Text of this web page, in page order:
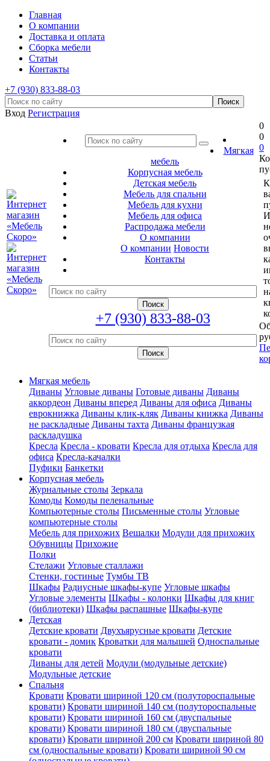
Главная
О компании
Доставка и оплата
Сборка мебели
Статьи
Контакты
+7 (930) 833-88-03
Вход Регистрация
Мягкая
мебель
Корпусная мебель
Детская мебель
Мебель для спальни
Мебель для кухни
Мебель для офиса
Распродажа мебели
О компании
О компании Новости
Контакты
+7 (930) 833-88-03
0
0
0
Мягкая мебель
Диваны Угловые диваны Готовые диваны Диваны
аккордеон Диваны вперед Диваны для офиса Диваны
еврокнижка Диваны клик-кляк Диваны книжка Диваны
не раскладные Диваны тахта Диваны французкая
раскладушка
Кресла Кресла - кровати Кресла для отдыха Кресла для
офиса Кресла-качалки
Пуфики Банкетки
Корпусная мебель
Журнальные столы Зеркала
Комоды Комоды пеленальные
Компьютерные столы Письменные столы Угловые
компьютерные столы
Мебель для прихожих Вешалки Модули для прихожих
Обувницы Прихожие
Полки
Стелажи Угловые сталлажи
Стенки, гостиные Тумбы ТВ
Шкафы Радиусные шкафы-купе Угловые шкафы
Угловые элементы Шкафы - колонки Шкафы для книг
(библиотеки) Шкафы распашные Шкафы-купе
Детская
Детские кровати Двухъярусные кровати Детские
кровати - домик Кроватки для малышей Односпальные
кровати
Диваны для детей Модули (модульные детские)
Модульные детские
Спальня
Кровати Кровати шириной 120 см (полутороспальные
кровати) Кровати шириной 140 см (полутороспальные
кровати) Кровати шириной 160 см (двуспальные
кровати) Кровати шириной 180 см (двуспальные
кровати) Кровати шириной 200 см Кровати шириной 80
см (односпальные кровати) Кровати шириной 90 см